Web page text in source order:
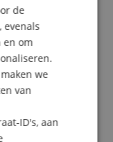
SPANISH
de
evenals
en om
we
van
ID's, aan